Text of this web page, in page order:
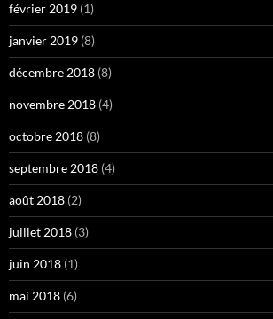
février 2019 (1)
janvier 2019 (8)
décembre 2018 (8)
novembre 2018 (4)
octobre 2018 (8)
septembre 2018 (4)
août 2018 (2)
juillet 2018 (3)
juin 2018 (1)
mai 2018 (6)